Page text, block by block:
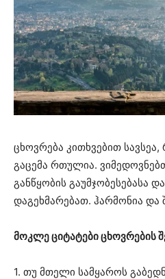
ცხოვრება კითხვებით
გაცემა რთულია.
განწყობის გაუმჯობესებასა
დაგეხმარებათ. ჰარმონია და
მოკლე ციტატები ცხოვრების
1. თუ მთელი სამყაროს